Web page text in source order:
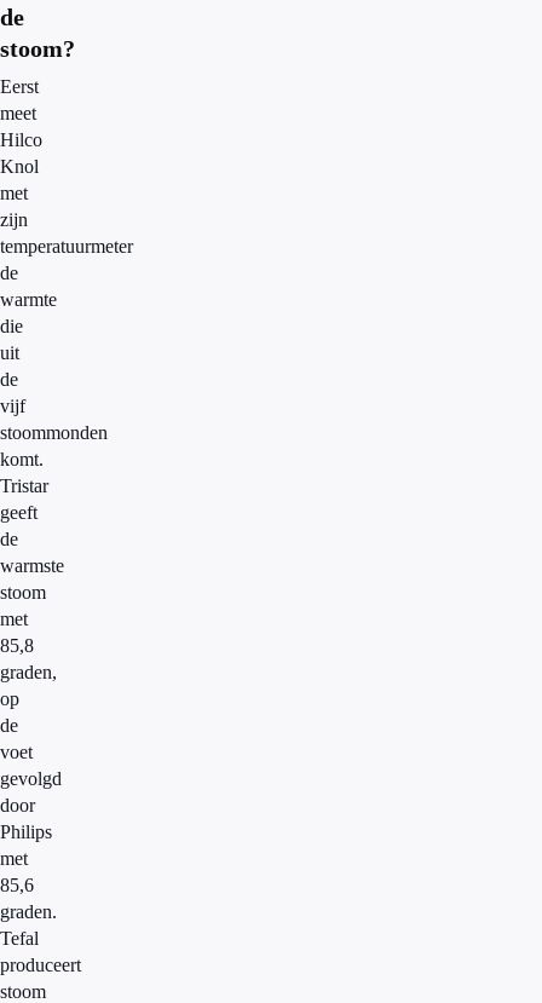
de
stoom?
Eerst
meet
Hilco
Knol
met
zijn
temperatuurmeter
de
warmte
die
uit
de
vijf
stoommonden
komt.
Tristar
geeft
de
warmste
stoom
met
85,8
graden,
op
de
voet
gevolgd
door
Philips
met
85,6
graden.
Tefal
produceert
stoom